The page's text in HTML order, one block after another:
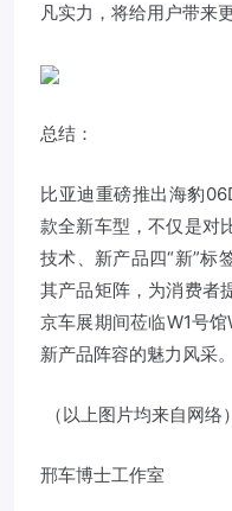
凡实力，将给用户带来
总结：
比亚迪重磅推出海豹
款全新车型，不仅是对
技术、新产品四“新”标
其产品矩阵，为消费者
京车展期间莅临W1号
新产品阵容的魅力风采。
（以上图片均来自网络）
邢车博士工作室